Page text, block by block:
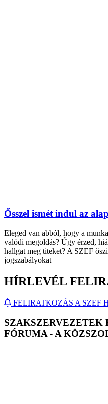
Ősszel ismét indul az
Eleged van abból, hogy a
valódi megoldás? Úgy érzed,
hallgat meg titeket? A SZEF
jogszabályokat
HÍRLEVÉL
FELIRATKOZÁS A SZEF
SZAKSZERVEZETEK
FÓRUMA - A